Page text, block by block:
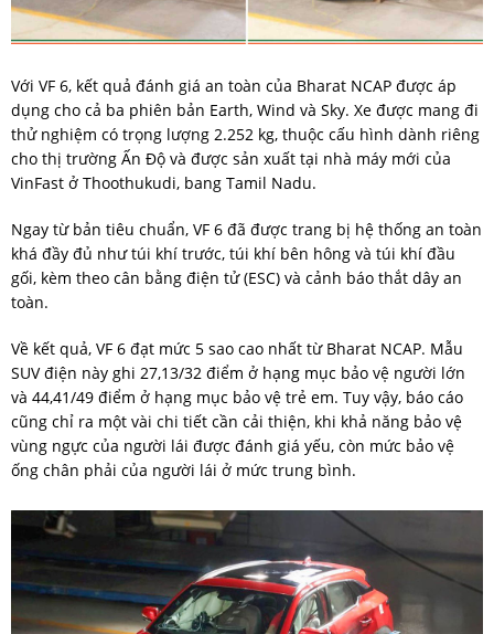
Với VF 6, kết quả đánh giá an toàn của Bharat NCAP được áp
dụng cho cả ba phiên bản Earth, Wind và Sky. Xe được mang đi
thử nghiệm có trọng lượng 2.252 kg, thuộc cấu hình dành riêng
cho thị trường Ấn Độ và được sản xuất tại nhà máy mới của
VinFast ở Thoothukudi, bang Tamil Nadu.
Ngay từ bản tiêu chuẩn, VF 6 đã được trang bị hệ thống an toàn
khá đầy đủ như túi khí trước, túi khí bên hông và túi khí đầu
gối, kèm theo cân bằng điện tử (ESC) và cảnh báo thắt dây an
toàn.
Về kết quả, VF 6 đạt mức 5 sao cao nhất từ Bharat NCAP. Mẫu
SUV điện này ghi 27,13/32 điểm ở hạng mục bảo vệ người lớn
và 44,41/49 điểm ở hạng mục bảo vệ trẻ em. Tuy vậy, báo cáo
cũng chỉ ra một vài chi tiết cần cải thiện, khi khả năng bảo vệ
vùng ngực của người lái được đánh giá yếu, còn mức bảo vệ
ống chân phải của người lái ở mức trung bình.